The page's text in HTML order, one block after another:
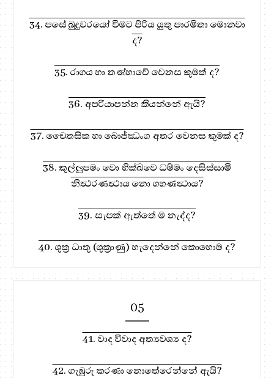
34. පසේ බුදුවරයෝ වීමට පිරිය යුතු පාරමිතා මොනවා
ද?
35. රාගය හා තණ්හාවේ වෙනස කුමක් ද?
36. අපරියාපන්න කියන්නේ ඇයි?
37. චෛතසික හා බොජ්ඣංග අතර වෙනස කුමක් ද?
38. කුල්ලූපමං වො භික්‍ඛවෙ ධම්මං දෙසිස්සාමි
නිත්‍ථරණත්‍ථාය නො ගහණත්‍ථාය?
39. සැපක් ඇත්තේ ම නැද්ද?
40. ශුක්‍ර ධාතු (ශුක්‍රාණු) හැදෙන්නේ කොහොම ද?
05
41. වාද විවාද අත්‍යවශ්‍ය ද?
42. ගැඹුරු කරණා නොතේරෙන්නේ ඇයි?